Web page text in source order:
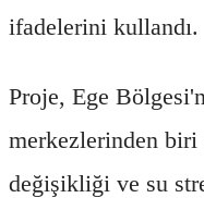
ifadelerini kullandı.
Proje, Ege
merkezlerinden
değişikliği ve su